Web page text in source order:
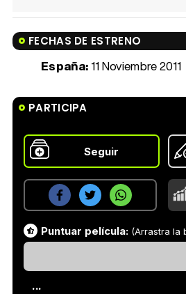
FECHAS DE ESTRENO
España: 11 Noviembre 2011
PARTICIPA
Seguir
Puntuar película: (Arrastra la
...